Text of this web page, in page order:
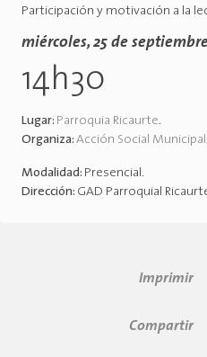
Participación y motivación a la
miércoles, 25 de
14h30
Lugar: Parroquia Ricaurte.
Organiza: Acción Social Municipal
Modalidad: Presencial.
Dirección: GAD Parroquial
Imprimir
Compartir